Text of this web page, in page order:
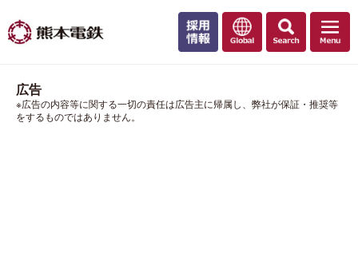
広告
※広告の内容等に関する一切の責任は広告主に帰属し、弊社が保証・推奨等
をするものではありません。